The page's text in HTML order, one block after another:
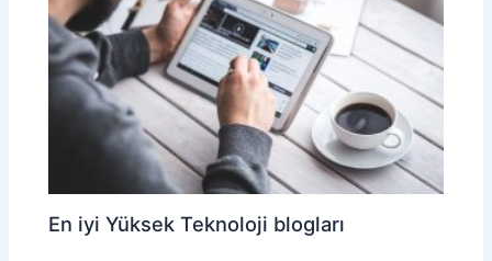
En iyi Yüksek Teknoloji blogları